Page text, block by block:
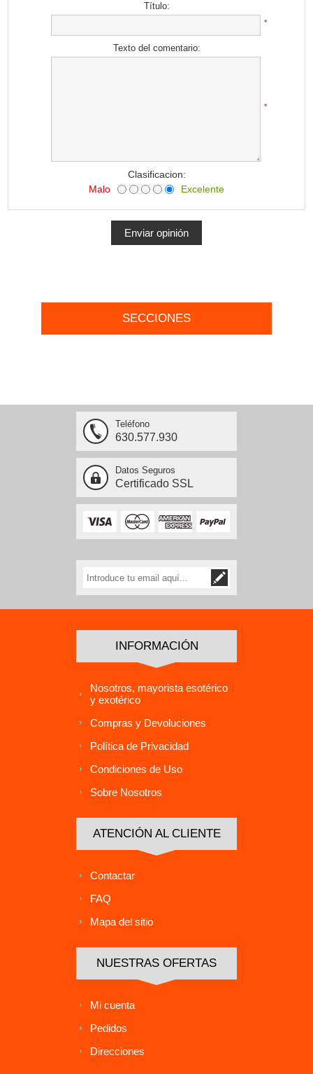
Título:
*
Texto del comentario:
*
Clasificacion:
Malo
Excelente
SECCIONES
Teléfono
630.577.930
Datos Seguros
Certificado SSL
INFORMACIÓN
Nosotros, mayorista esotérico
y exotérico
Compras y Devoluciones
Política de Privacidad
Condiciones de Uso
Sobre Nosotros
ATENCIÓN AL CLIENTE
Contactar
FAQ
Mapa del sitio
NUESTRAS OFERTAS
Mi cuenta
Pedidos
Direcciones